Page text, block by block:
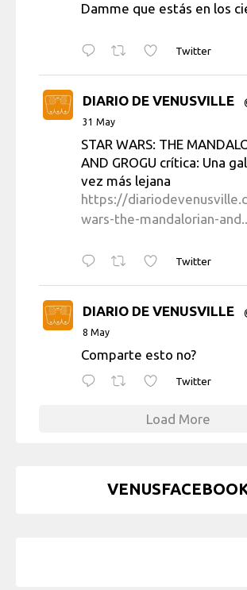
Damme que estás en los
Twitter
DIARIO DE VENUSVILLE
31 May
STAR WARS: THE
AND GROGU crítica: Una
vez más lejana
https://
wars-the-mandalorian-
Twitter
DIARIO DE VENUSVILLE
8 May
Comparte esto no?
Twitter
Load More